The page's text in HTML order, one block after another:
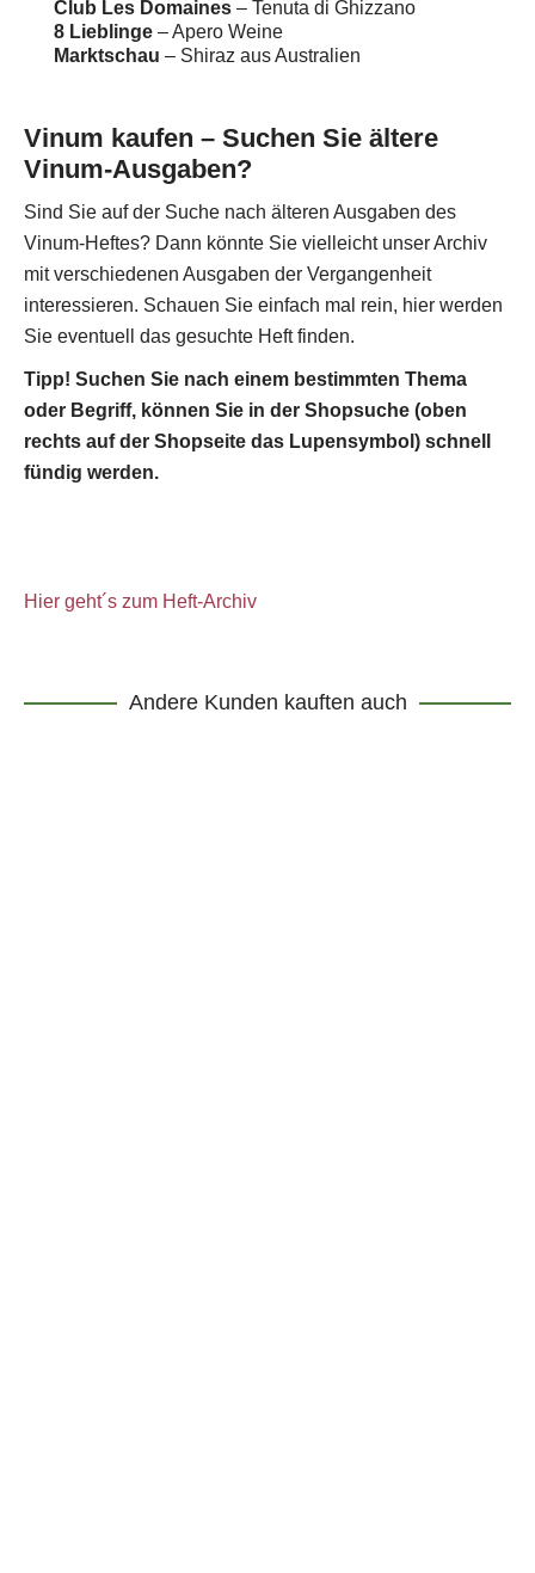
Club Les Domaines – Tenuta di Ghizzano
8 Lieblinge – Apero Weine
Marktschau – Shiraz aus Australien
Vinum kaufen – Suchen Sie ältere
Vinum-Ausgaben?
Sind Sie auf der Suche nach älteren Ausgaben des
Vinum-Heftes? Dann könnte Sie vielleicht unser Archiv
mit verschiedenen Ausgaben der Vergangenheit
interessieren. Schauen Sie einfach mal rein, hier werden
Sie eventuell das gesuchte Heft finden.
Tipp! Suchen Sie nach einem bestimmten Thema
oder Begriff, können Sie in der Shopsuche (oben
rechts auf der Shopseite das Lupensymbol) schnell
fündig werden.
Hier geht´s zum Heft-Archiv
Andere Kunden kauften auch